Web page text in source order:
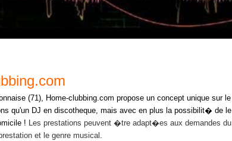
(71), Home-clubbing.com propose un concept unique sur le
qu'un DJ en discotheque, mais avec en plus la possibilit� de le
! Les prestations peuvent �tre adapt�es aux demandes du
et le genre musical.